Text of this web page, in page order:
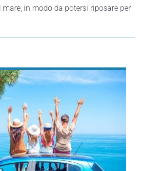
in modo da potersi riposare per